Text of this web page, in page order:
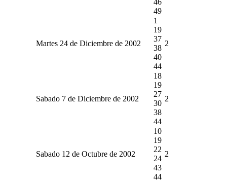
49
Martes 24 de Diciembre de 2002
1
19
37
38
40
44
2
Sabado 7 de Diciembre de 2002
18
19
27
30
38
44
2
Sabado 12 de Octubre de 2002
10
19
22
24
43
44
2